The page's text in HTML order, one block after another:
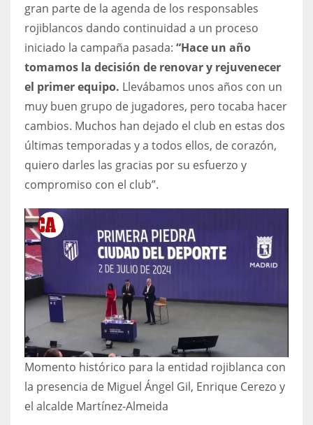
gran parte de la agenda de los responsables
rojiblancos dando continuidad a un proceso
iniciado la campaña pasada: “Hace un año
tomamos la decisión de renovar y rejuvenecer
el primer equipo. Llevábamos unos años con un
muy buen grupo de jugadores, pero tocaba hacer
cambios. Muchos han dejado el club en estas dos
últimas temporadas y a todos ellos, de corazón,
quiero darles las gracias por su esfuerzo y
compromiso con el club”.
Momento histórico para la entidad rojiblanca con
la presencia de Miguel Ángel Gil, Enrique Cerezo y
el alcalde Martínez-Almeida